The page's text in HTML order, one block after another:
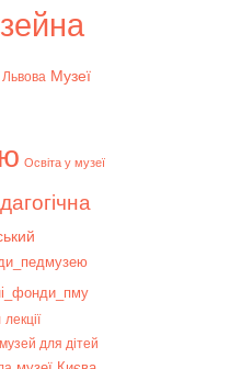
Львова Музеї
Освіта у музеї
лекції
музей для дітей